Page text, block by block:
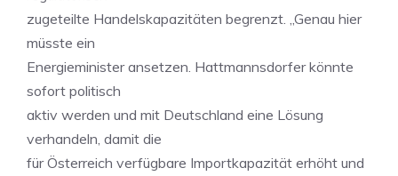
zugeteilte Handelskapazitäten begrenzt. „Genau hier
müsste ein
Energieminister ansetzen. Hattmannsdorfer könnte
sofort politisch
aktiv werden und mit Deutschland eine Lösung
verhandeln, damit die
für Österreich verfügbare Importkapazität erhöht und